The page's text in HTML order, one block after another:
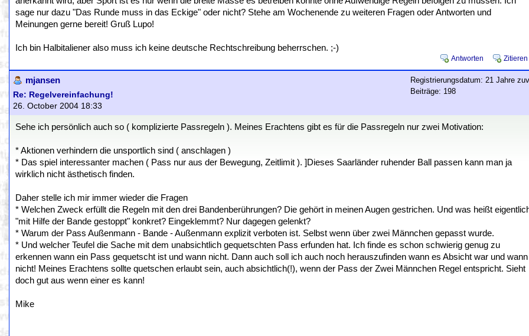
sage nur dazu "Das Runde muss in das Eckige" oder nicht? Stehe am Wochenende zu weiteren Fragen oder Antworten und
Meinungen gerne bereit! Gruß Lupo!
Ich bin Halbitaliener also muss ich keine deutsche Rechtschreibung beherrschen. ;-)
Antworten Zitieren
mjansen
Re: Regelvereinfachung!
26. October 2004 18:33
Registrierungsdatum: 21 Jahre
Beiträge: 198
Sehe ich persönlich auch so ( komplizierte Passregeln ). Meines Erachtens gibt es für die Passregeln nur zwei Motivation:
* Aktionen verhindern die unsportlich sind ( anschlagen )
* Das spiel interessanter machen ( Pass nur aus der Bewegung, Zeitlimit ). ]Dieses Saarländer ruhender Ball passen kann man ja
wirklich nicht ästhetisch finden.
Daher stelle ich mir immer wieder die Fragen
* Welchen Zweck erfüllt die Regeln mit den drei Bandenberührungen? Die gehört in meinen Augen gestrichen. Und was heißt
"mit Hilfe der Bande gestoppt" konkret? Eingeklemmt? Nur dagegen gelenkt?
* Warum der Pass Außenmann - Bande - Außenmann explizit verboten ist. Selbst wenn über zwei Männchen gepasst wurde.
* Und welcher Teufel die Sache mit dem unabsichtlich gequetschten Pass erfunden hat. Ich finde es schon schwierig genug zu
erkennen wann ein Pass gequetscht ist und wann nicht. Dann auch soll ich auch noch herauszufinden wann es Absicht war und wann
nicht! Meines Erachtens sollte quetschen erlaubt sein, auch absichtlich(!), wenn der Pass der Zwei Männchen Regel entspricht. Sieht
doch gut aus wenn einer es kann!
Mike